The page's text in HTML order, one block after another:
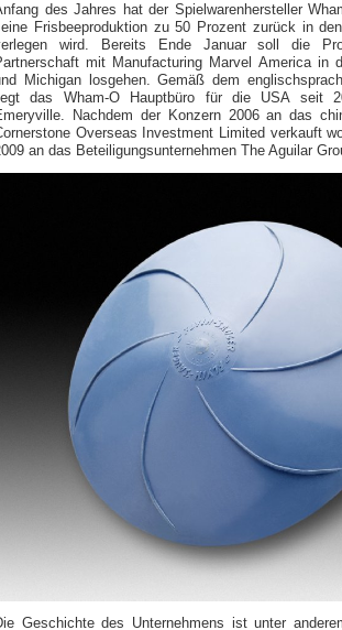
des Jahres hat der Spielwarenhersteller
Frisbeeproduktion zu 50 Prozent zurück in
wird. Bereits Ende Januar soll die
mit Manufacturing Marvel America in
Michigan losgehen. Gemäß dem
das Wham-O Hauptbüro für die USA seit
Nachdem der Konzern 2006 an das
Overseas Investment Limited verkauft
an das Beteiligungsunternehmen The Aguilar
Geschichte des Unternehmens ist unter